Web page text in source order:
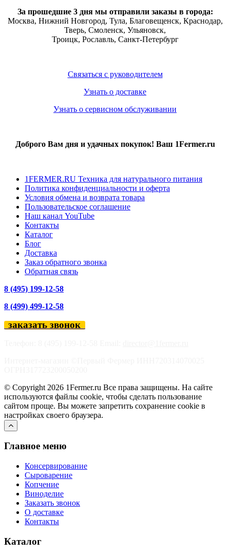
За прошедшие 3 дня мы отправили заказы в города:
Москва, Нижний Новгород, Тула, Благовещенск, Краснодар,
Тверь, Смоленск, Ульяновск,
Троицк, Рославль, Санкт-Петербург
Связаться с руководителем
Узнать о доставке
Узнать о сервисном обслуживании
Доброго Вам дня и удачных покупок! Ваш 1Fermer.ru
1FERMER.RU Техника для натурального питания
Политика конфиденциальности и оферта
Условия обмена и возврата товара
Пользовательское соглашение
Наш канал YouTube
Контакты
Каталог
Блог
Доставка
Заказ обратного звонка
Обратная связь
8 (495) 199-12-58
8 (499) 499-12-58
заказать звонок
© Copyright 2026 1Fermer.ru Все права защищены. На сайте
используются файлы cookie, чтобы сделать пользование
сайтом проще. Вы можете запретить сохранение cookie в
настройках своего браузера.
Главное меню
Консервирование
Сыроварение
Копчение
Виноделие
Заказать звонок
О доставке
Контакты
Каталог